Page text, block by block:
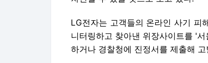
LG전자는 고객들의 온라인 사기 피
니터링하고 찾아낸 위장사이트를 '
하거나 경찰청에 진정서를 제출해